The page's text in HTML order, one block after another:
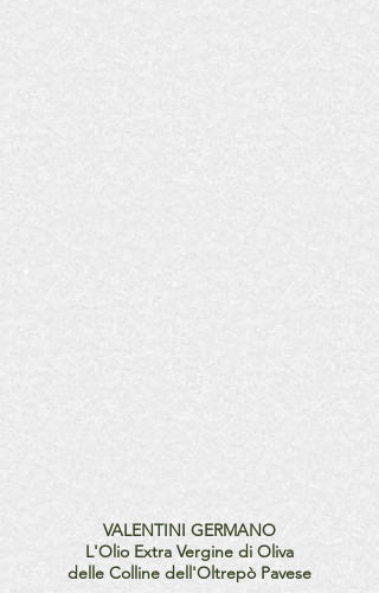
VALENTINI GERMANO
L'Olio Extra Vergine di Oliva
delle Colline dell'Oltrepò Pavese